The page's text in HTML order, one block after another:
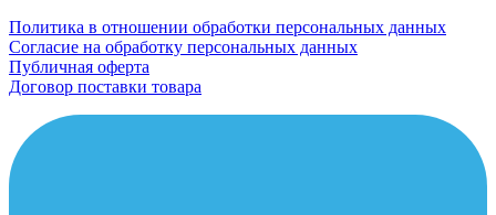
Политика в отношении обработки персональных данных
Согласие на обработку персональных данных
Публичная оферта
Договор поставки товара